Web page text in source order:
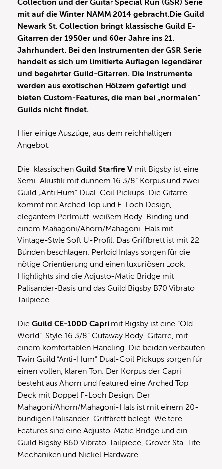
Collection und der Guitar Special Run (GSR) Serie
mit auf die Winter NAMM 2014 gebracht.Die Guild
Newark St. Collection bringt klassische Guild E-
Gitarren der 1950er und 60er Jahre ins 21.
Jahrhundert. Bei den Instrumenten der GSR Serie
handelt es sich um limitierte Auflagen legendärer
und begehrter Guild-Gitarren. Die Instrumente
werden aus exotischen Hölzern gefertigt und
bieten Custom-Features, die man bei „normalen“
Guilds nicht findet.
Hier einige Auszüge, aus dem reichhaltigen
Angebot:
Die klassischen Guild Starfire Vmit Bigsby ist eine
Semi-Akustik mit dünnem 16 3/8“ Korpus und zwei
Guild „Anti Hum“ Dual-Coil Pickups. Die Gitarre
kommt mit Arched Top und F-Loch Design,
elegantem Perlmutt-weißem Body-Binding und
einem Mahagoni/Ahorn/Mahagoni-Hals mit
Vintage-Style Soft U-Profil. Das Griffbrett ist mit 22
Bünden beschlagen. Perloid Inlays sorgen für die
nötige Orientierung und einen luxuriösen Look.
Highlights sind die Adjusto-Matic Bridge mit
Palisander-Basis und das Guild Bigsby B70 Vibrato
Tailpiece.
Die Guild CE-100D Capri mit Bigsby ist eine “Old
World”-Style 16 3/8” Cutaway Body-Gitarre, mit
einem komfortablen Handling. Die beiden verbauten
Twin Guild “Anti-Hum” Dual-Coil Pickups sorgen für
einen vollen, klaren Ton. Der Korpus der Capri
besteht aus Ahorn und featured eine Arched Top
Deck mit Doppel F-Loch Design. Der
Mahagoni/Ahorn/Mahagoni-Hals ist mit einem 20-
bündigen Palisander-Griffbrett belegt. Weitere
Features sind eine Adjusto-Matic Bridge und ein
Guild Bigsby B60 Vibrato-Tailpiece, Grover Sta-Tite
Mechaniken und Nickel Hardware .